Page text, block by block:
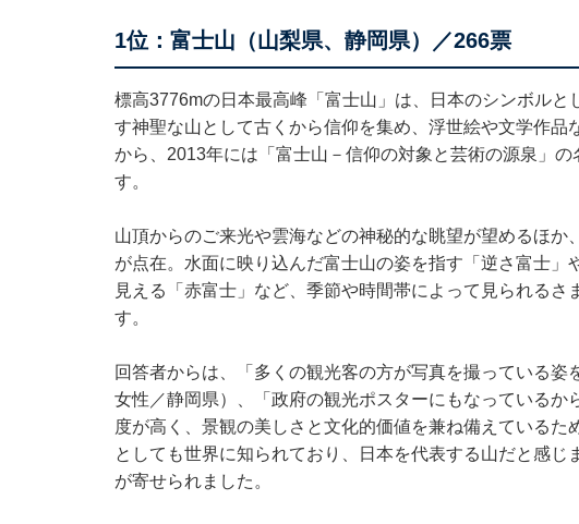
1位：富士山（山梨県、静岡県）／266票
標高3776mの日本最高峰「富士山」は、日本のシンボル
す神聖な山として古くから信仰を集め、浮世絵や文学作品
から、2013年には「富士山－信仰の対象と芸術の源泉」
す。
山頂からのご来光や雲海などの神秘的な眺望が望めるほか
が点在。水面に映り込んだ富士山の姿を指す「逆さ富士」
見える「赤富士」など、季節や時間帯によって見られるさ
す。
回答者からは、「多くの観光客の方が写真を撮っている
女性／静岡県）、「政府の観光ポスターにもなっているか
度が高く、景観の美しさと文化的価値を兼ね備えている
としても世界に知られており、日本を代表する山だと感じ
が寄せられました。